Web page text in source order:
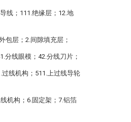
线；111.绝缘层；12.地
包层；2.间隙填充层；
分线眼模；42.分线刀片；
线机构；511.上过线导轮
机构；6.固定架；7.铝箔